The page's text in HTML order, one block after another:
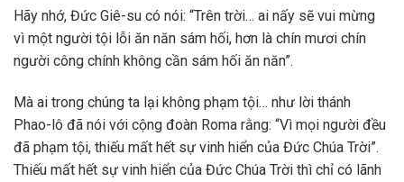
Hãy nhớ, Đức Giê-su có nói: “Trên trời… ai nấy sẽ vui mừng
vì một người tội lỗi ăn năn sám hối, hơn là chín mươi chín
người công chính không cần sám hối ăn năn”.
Mà ai trong chúng ta lại không phạm tội… như lời thánh
Phao-lô đã nói với cộng đoàn Roma rằng: “Vì mọi người đều
đã phạm tội, thiếu mất hết sự vinh hiển của Đức Chúa Trời”.
Thiếu mất hết sự vinh hiển của Đức Chúa Trời thì chỉ có lãnh